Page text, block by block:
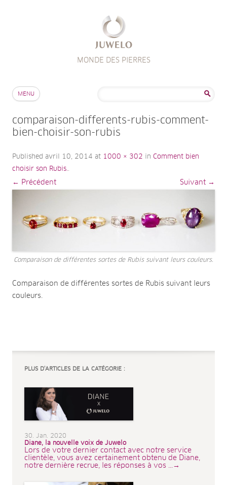
MONDE DES PIERRES
MENU
comparaison-differents-rubis-comment-
bien-choisir-son-rubis
Published avril 10, 2014 at 1000 × 302 in Comment bien
choisir son Rubis..
← Précédent Suivant →
Comparaison de différentes sortes de Rubis suivant leurs couleurs.
Comparaison de différentes sortes de Rubis suivant leurs
couleurs.
PLUS D’ARTICLES DE LA CATÉGORIE :
30. Jan. 2020
Diane, la nouvelle voix de Juwelo
Lors de votre dernier contact avec notre service
clientèle, vous avez certainement obtenu de Diane,
notre dernière recrue, les réponses à vos ...→